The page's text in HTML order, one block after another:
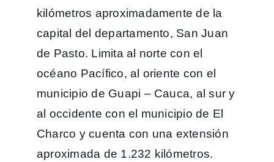
kilómetros aproximadamente de la
capital del departamento, San Juan
de Pasto. Limita al norte con el
océano Pacífico, al oriente con el
municipio de Guapi – Cauca, al sur y
al occidente con el municipio de El
Charco y cuenta con una extensión
aproximada de 1.232 kilómetros.